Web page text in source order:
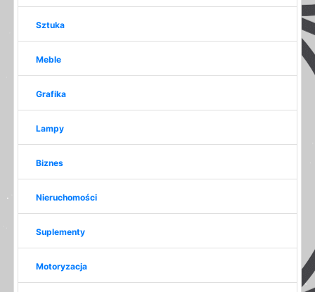
Sztuka
Meble
Grafika
Lampy
Biznes
Nieruchomości
Suplementy
Motoryzacja